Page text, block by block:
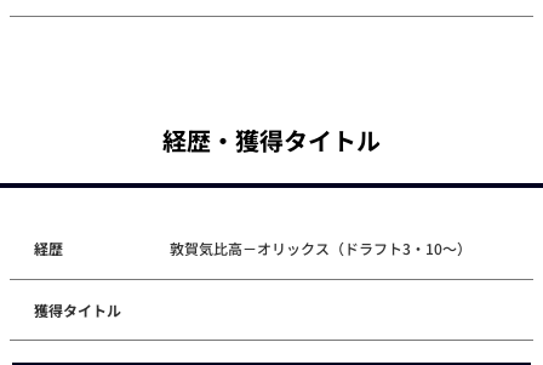
経歴・獲得タイトル
経歴 敦賀気比高－オリックス（ドラフト3・10～）
獲得タイトル